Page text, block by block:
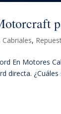
,
En Motores
directa.